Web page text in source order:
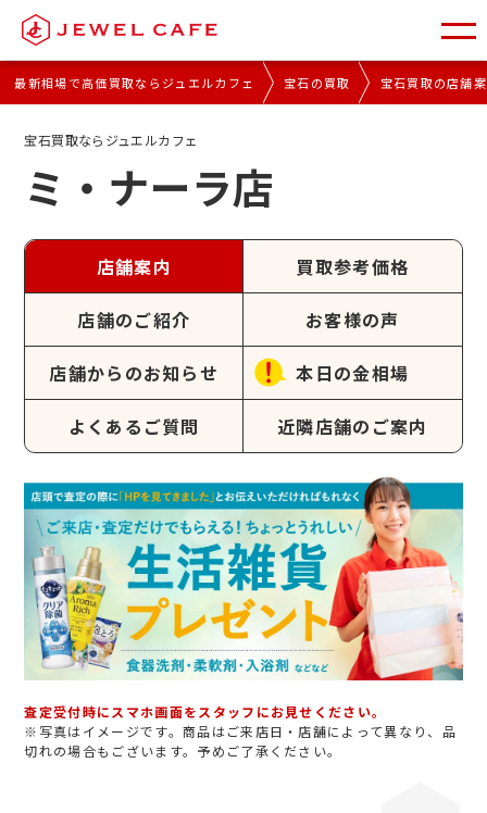
最新相場で高価買取ならジュエルカフェ 宝石の買取 宝石買取の店舗
宝石買取ならジュエルカフェ
ミ・ナーラ店
店舗案内 買取参考価格
店舗のご紹介 お客様の声
店舗からのお知らせ 本日の金相場
よくあるご質問 近隣店舗のご案内
査定受付時にスマホ画面をスタッフにお見せください。
※写真はイメージです。商品はご来店日・店舗によって異なり、品
切れの場合もございます。予めご了承ください。